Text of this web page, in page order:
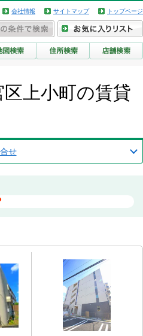
会社情報 サイトマップ トップページ
上小町の賃貸
せ